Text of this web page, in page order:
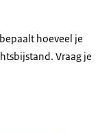
hoeveel je
Vraag je